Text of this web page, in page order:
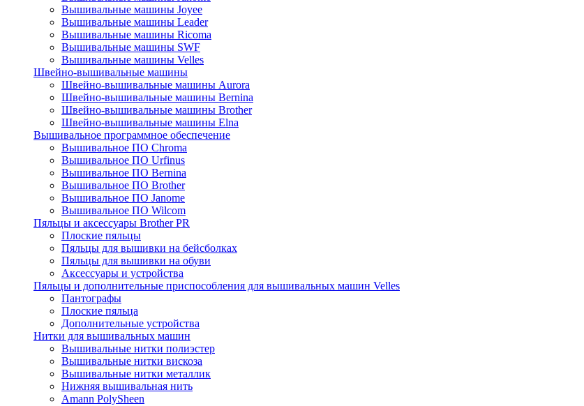
Вышивальные машины Joyee
Вышивальные машины Leader
Вышивальные машины Ricoma
Вышивальные машины SWF
Вышивальные машины Velles
Швейно-вышивальные машины
Швейно-вышивальные машины Aurora
Швейно-вышивальные машины Bernina
Швейно-вышивальные машины Brother
Швейно-вышивальные машины Elna
Вышивальное программное обеспечение
Вышивальное ПО Chroma
Вышивальное ПО Urfinus
Вышивальное ПО Bernina
Вышивальное ПО Brother
Вышивальное ПО Janome
Вышивальное ПО Wilcom
Пяльцы и аксессуары Brother PR
Плоские пяльцы
Пяльцы для вышивки на бейсболках
Пяльцы для вышивки на обуви
Аксессуары и устройства
Пяльцы и дополнительные приспособления для вышивальных машин Velles
Пантографы
Плоские пяльца
Дополнительные устройства
Нитки для вышивальных машин
Вышивальные нитки полиэстер
Вышивальные нитки вискоза
Вышивальные нитки металлик
Нижняя вышивальная нить
Amann PolySheen